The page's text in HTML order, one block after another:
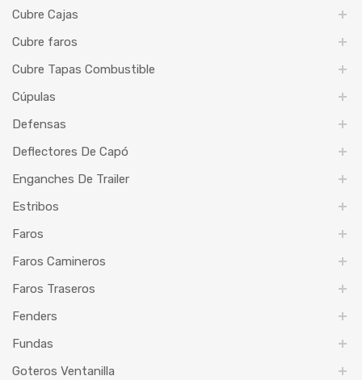
Cubre Cajas
Cubre faros
Cubre Tapas Combustible
Cúpulas
Defensas
Deflectores De Capó
Enganches De Trailer
Estribos
Faros
Faros Camineros
Faros Traseros
Fenders
Fundas
Goteros Ventanilla